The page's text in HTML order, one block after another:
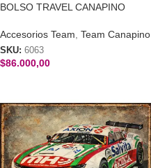
BOLSO TRAVEL CANAPINO
Accesorios Team Team Canapino
SKU: 6063
$86.000,00